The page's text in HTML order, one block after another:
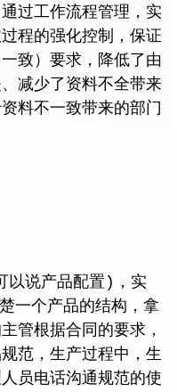
过工作流程管理，实
程的强化控制，保证
致）要求，降低了由
减少了资料不全带来
料不一致带来的部门
说产品配置)，实
一个产品的结构，拿
管根据合同的要求，
范，生产过程中，生
员电话沟通规范的使